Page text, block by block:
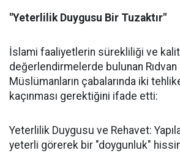
"Yeterlilik Duygusu Bir Tuzaktır"
İslami faaliyetlerin sürekliliği ve
değerlendirmelerde bulunan Rıdvan
Müslümanların çabalarında iki
kaçınması gerektiğini ifade etti:
Yeterlilik Duygusu ve Rehavet:
yeterli görerek bir "doygunluk"